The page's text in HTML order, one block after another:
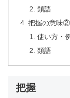
類語
把握の意味②
使い方・
類語
把握